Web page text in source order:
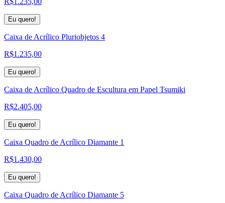
Eu quero!
Caixa de Acrílico Pluriobjetos 4
R$1.235,00
Eu quero!
Caixa de Acrílico Quadro de Escultura em Papel Tsumiki
R$2.405,00
Eu quero!
Caixa Quadro de Acrílico Diamante 1
R$1.430,00
Eu quero!
Caixa Quadro de Acrílico Diamante 5